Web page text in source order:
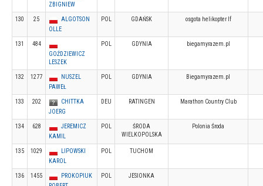
ZBIGNIEW
130 25
ALGOTSON
OLLE
POL GDAŃSK osgota helikopter If
131
484
GOŹDZIEWICZ
LESZEK
POL GDYNIA biegamyrazem.pl
132 1277
NUSZEL
PAWEŁ
POL GDYNIA Biegamyrazem.pl
133 202
CHITTKA
JOERG
DEU RATINGEN Marathon Country Club
134 628
JEREMICZ
KAMIL
POL
ŚRODA
WIELKOPOLSKA
Polonia Środa
135 1029
LIPOWSKI
KAROL
POL TUCHOM
136 1455
PROKOPIUK
POL JESIONKA